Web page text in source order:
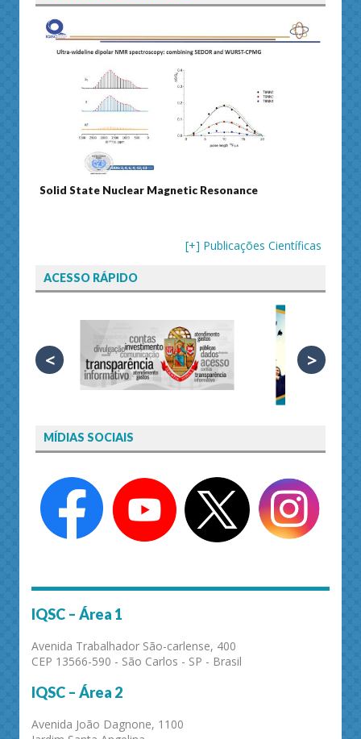
Journal of Separation Science
[+] Publicações Científicas
ACESSO RÁPIDO
< >
MÍDIAS SOCIAIS
IQSC – Área 1
Avenida Trabalhador São-carlense, 400
CEP 13566-590 - São Carlos - SP - Brasil
IQSC – Área 2
Avenida João Dagnone, 1100